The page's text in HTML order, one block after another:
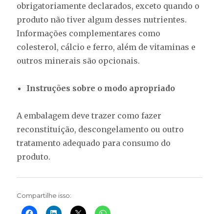
obrigatoriamente declarados, exceto quando o
produto não tiver algum desses nutrientes.
Informações complementares como
colesterol, cálcio e ferro, além de vitaminas e
outros minerais são opcionais.
Instruções sobre o modo apropriado
A embalagem deve trazer como fazer
reconstituição, descongelamento ou outro
tratamento adequado para consumo do
produto.
Compartilhe isso: